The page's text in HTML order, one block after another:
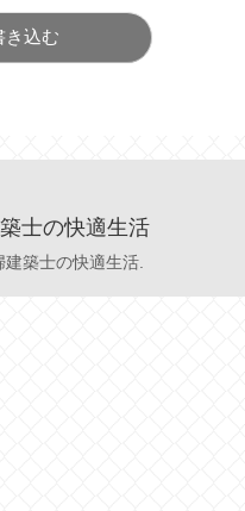
き込む
士の快適生活
築士の快適生活.